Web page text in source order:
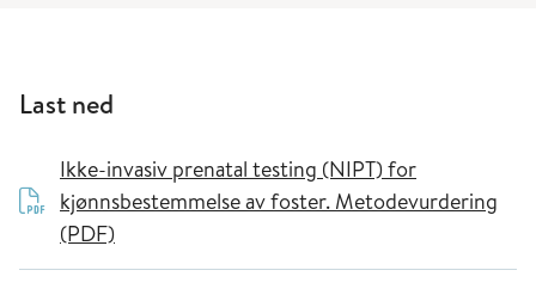
Last ned
Ikke-invasiv prenatal testing (NIPT) for
kjønnsbestemmelse av foster. Metodevurdering
(PDF)